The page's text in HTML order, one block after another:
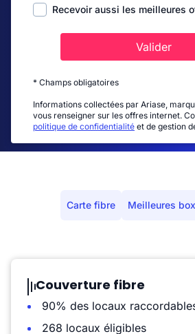
Recevoir aussi les meilleures
Valider
* Champs obligatoires
Informations collectées par Ariase,
vous renseigner sur les offres internet.
politique de confidentialité et de gestion
Carte fibre Meilleures box
Couverture fibre
90% des locaux
268 locaux éligibles